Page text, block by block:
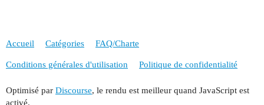
Accueil Catégories FAQ/Charte
Conditions générales d'utilisation Politique de confidentialité
Optimisé par Discourse, le rendu est meilleur quand JavaScript est
activé.